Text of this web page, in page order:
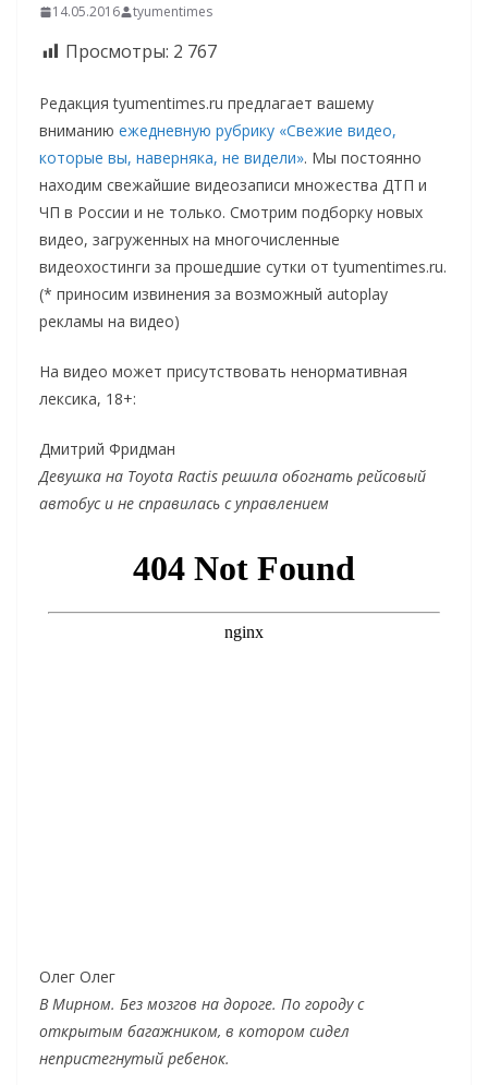
14.05.2016 tyumentimes
Просмотры: 2 767
Редакция tyumentimes.ru предлагает вашему
вниманию ежедневную рубрику «Свежие видео,
которые вы, наверняка, не видели». Мы постоянно
находим свежайшие видеозаписи множества ДТП и
ЧП в России и не только. Смотрим подборку новых
видео, загруженных на многочисленные
видеохостинги за прошедшие сутки от tyumentimes.ru.
(* приносим извинения за возможный autoplay
рекламы на видео)
На видео может присутствовать ненормативная
лексика, 18+:
Дмитрий Фридман
Девушка на Toyota Ractis решила обогнать рейсовый
автобус и не справилась с управлением
Олег Олег
В Мирном. Без мозгов на дороге. По городу с
открытым багажником, в котором сидел
непристегнутый ребенок.